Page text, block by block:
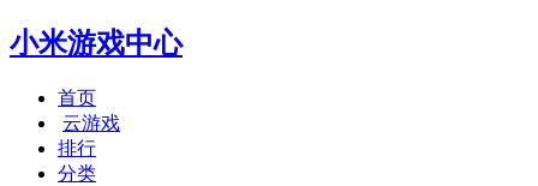
小米游戏中心
首页
云游戏
排行
分类